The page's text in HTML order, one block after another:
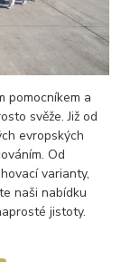
pomocníkem a
svěže. Již od
evropských
Od
varianty,
naši nabídku
jistoty.